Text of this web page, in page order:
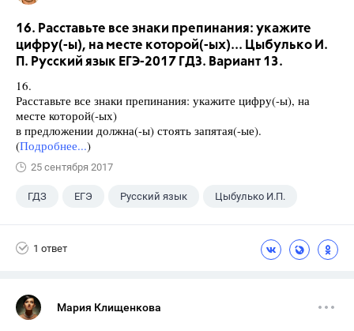
16. Расставьте все знаки препинания: укажите
цифру(-ы), на месте которой(-ых)... Цыбулько И.
П. Русский язык ЕГЭ-2017 ГДЗ. Вариант 13.
16.
Расставьте все знаки препинания: укажите цифру(-ы), на
месте которой(-ых)
в предложении должна(-ы) стоять запятая(-ые).
(Подробнее...)
25 сентября 2017
ГДЗ ЕГЭ Русский язык Цыбулько И.П.
1 ответ
Мария Клищенкова